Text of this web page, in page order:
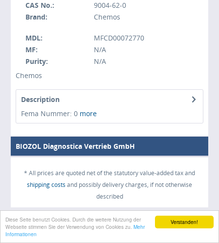
Verstanden!
Diese Seite benutzt Cookies. Durch die weitere Nutzung der
Webseite stimmen Sie der Verwendung von Cookies zu. Mehr
Informationen
CAS No.:
9004-62-0
Brand:
Chemos
MDL:
MFCD00072770
MF:
N/A
Purity:
N/A
Chemos
Description
Fema Nummer: 0 more
BIOZOL Diagnostica Vertrieb GmbH
* All prices are quoted net of the statutory value-added tax and
shipping costs and possibly delivery charges, if not otherwise
described